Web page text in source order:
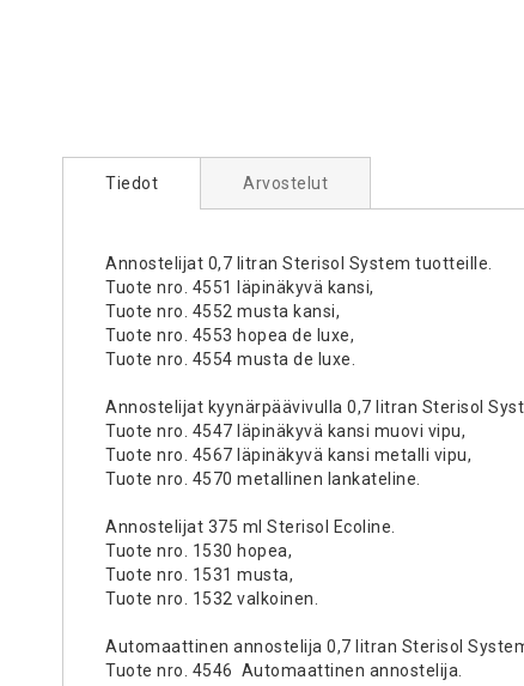
Tiedot
Annostelijat 0,7 litran Sterisol System tuotteille.
Tuote nro. 4551 läpinäkyvä kansi,
Tuote nro. 4552 musta kansi,
Tuote nro. 4553 hopea de luxe,
Tuote nro. 4554 musta de luxe.
Annostelijat kyynärpäävivulla 0,7 litran Sterisol
Tuote nro. 4547 läpinäkyvä kansi muovi vipu,
Tuote nro. 4567 läpinäkyvä kansi metalli vipu,
Tuote nro. 4570 metallinen lankateline.
Annostelijat 375 ml Sterisol Ecoline.
Tuote nro. 1530 hopea,
Tuote nro. 1531 musta,
Tuote nro. 1532 valkoinen.
Automaattinen annostelija 0,7 litran Sterisol
Tuote nro. 4546 Automaattinen annostelija.
Arvostelut